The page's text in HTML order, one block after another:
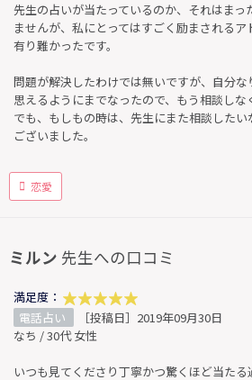
先生の占いが当たっているのか、それはまっ
ませんが、私にとってはすごく励まされるア
有り難かったです。
問題が解決したわけでは無いですが、自分
思えるようにまでなったので、もう相談しな
でも、もしもの時は、先生にまた相談したい
ございました。
恋愛
ミルン 先生への口コミ
満足度：
電話占い
［投稿日］2019年09月30日
なち / 30代 女性
いつも見てくださり丁寧かつ驚くほど当たる